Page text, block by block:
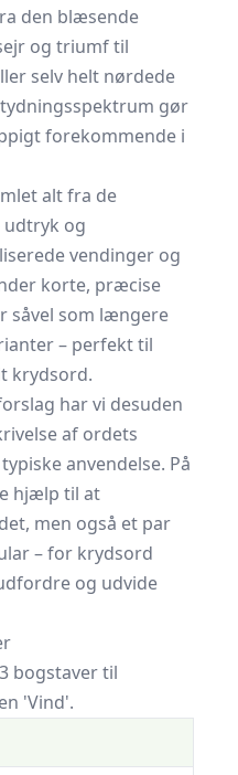
den blæsende
og triumf til
selv helt nørdede
gør
forekommende i
alt fra de
udtryk og
vendinger og
korte, præcise
såvel som længere
– perfekt til
krydsord.
har vi desuden
af ordets
anvendelse. På
hjælp til at
men også et par
– for krydsord
og udvide
bogstaver til
'Vind'.